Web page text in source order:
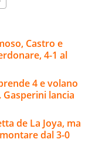
Castro e
4-1 al
4 e volano
lancia
de La Joya, ma
dal 3-0